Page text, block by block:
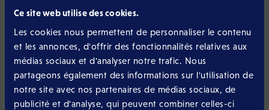
Ce site web utilise des cookies.
Les cookies nous permettent de personnaliser le contenu
et les annonces, d'offrir des fonctionnalités relatives aux
médias sociaux et d'analyser notre trafic. Nous
partageons également des informations sur l'utilisation de
notre site avec nos partenaires de médias sociaux, de
publicité et d'analyse, qui peuvent combiner celles-ci
Appelez-nous
J'envoie un mail